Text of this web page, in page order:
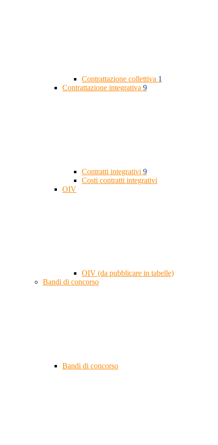
Contrattazione collettiva 1
Contrattazione integrativa 9
Contratti integrativi 9
Costi contratti integrativi
OIV
OIV (da pubblicare in tabelle)
Bandi di concorso
Bandi di concorso